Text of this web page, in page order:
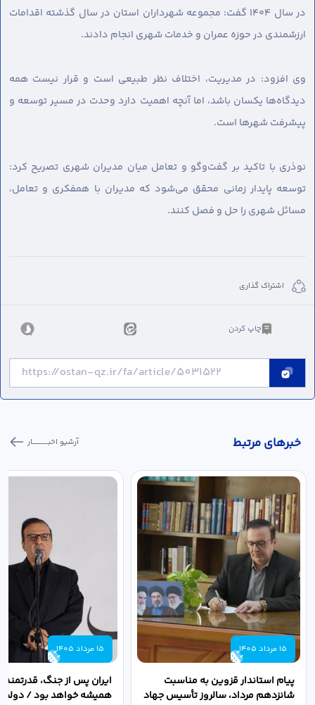
در سال ۱۴۰۴ گفت: مجموعه شهرداران استان در سال گذشته اقدامات
ارزشمندی در حوزه عمران و خدمات شهری انجام دادند.
وی افزود: در مدیریت، اختلاف نظر طبیعی است و قرار نیست همه
دیدگاه‌ها یکسان باشد، اما آنچه اهمیت دارد وحدت در مسیر توسعه و
پیشرفت شهرها است.
نوذری با تاکید بر گفت‌وگو و تعامل میان مدیران شهری تصریح کرد:
توسعه پایدار زمانی محقق می‌شود که مدیران با همفکری و تعامل،
مسائل شهری را حل و فصل کنند.
اشتراک گذاری
چاپ کردن
خبر‌های مرتبط آرشیو اخبـــــــــــار
15 مرداد 1405
پیام استاندار قزوین به مناسبت
شانزدهم مرداد، سالروز تأسیس جهاد
15 مرداد 1405
ایران پس از جنگ،
همیشه خواهد بود / دولت